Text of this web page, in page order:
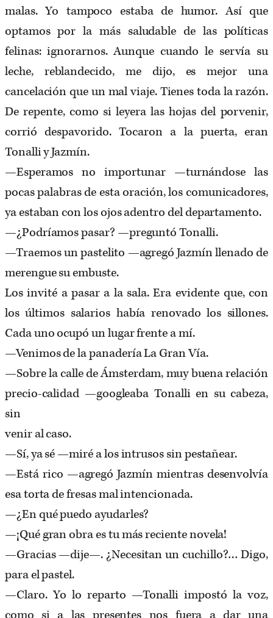
malas. Yo tampoco estaba de humor. Así que
optamos por la más saludable de las políticas
felinas: ignorarnos. Aunque cuando le servía su
leche, reblandecido, me dijo, es mejor una
cancelación que un mal viaje. Tienes toda la razón.
De repente, como si leyera las hojas del porvenir,
corrió despavorido. Tocaron a la puerta, eran
Tonalli y Jazmín.
—Esperamos no importunar —turnándose las
pocas palabras de esta oración, los comunicadores,
ya estaban con los ojos adentro del departamento.
—¿Podríamos pasar? —preguntó Tonalli.
—Traemos un pastelito —agregó Jazmín llenado de
merengue su embuste.
Los invité a pasar a la sala. Era evidente que, con
los últimos salarios había renovado los sillones.
Cada uno ocupó un lugar frente a mí.
—Venimos de la panadería La Gran Vía.
—Sobre la calle de Ámsterdam, muy buena relación
precio-calidad —googleaba Tonalli en su cabeza,
sin
venir al caso.
—Sí, ya sé —miré a los intrusos sin pestañear.
—Está rico —agregó Jazmín mientras desenvolvía
esa torta de fresas mal intencionada.
—¿En qué puedo ayudarles?
—¡Qué gran obra es tu más reciente novela!
—Gracias —dije—. ¿Necesitan un cuchillo?… Digo,
para el pastel.
—Claro. Yo lo reparto —Tonalli impostó la voz,